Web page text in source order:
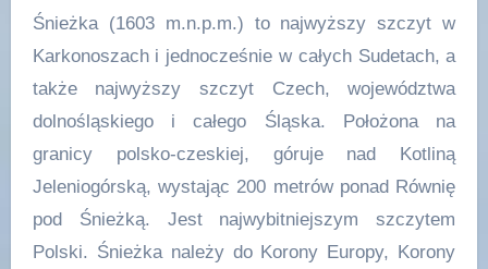
Śnieżka (1603 m.n.p.m.) to najwyższy szczyt w
Karkonoszach i jednocześnie w całych Sudetach, a
także najwyższy szczyt Czech, województwa
dolnośląskiego i całego Śląska. Położona na
granicy polsko-czeskiej, góruje nad Kotliną
Jeleniogórską, wystając 200 metrów ponad Równię
pod Śnieżką. Jest najwybitniejszym szczytem
Polski. Śnieżka należy do Korony Europy, Korony